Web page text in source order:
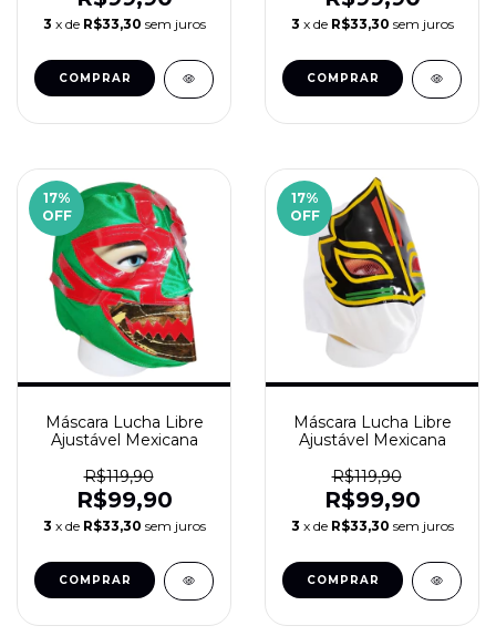
3 x de R$33,30 sem juros 3 x de R$33,30 sem juros
17%
OFF
Máscara Lucha Libre
Ajustável Mexicana
R$119,90
R$99,90
3 x de R$33,30 sem juros
17%
OFF
Máscara Lucha Libre
Ajustável Mexicana
R$119,90
R$99,90
3 x de R$33,30 sem juros